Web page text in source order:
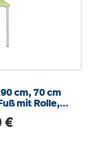
cm, 70 cm
mit Rolle,
€